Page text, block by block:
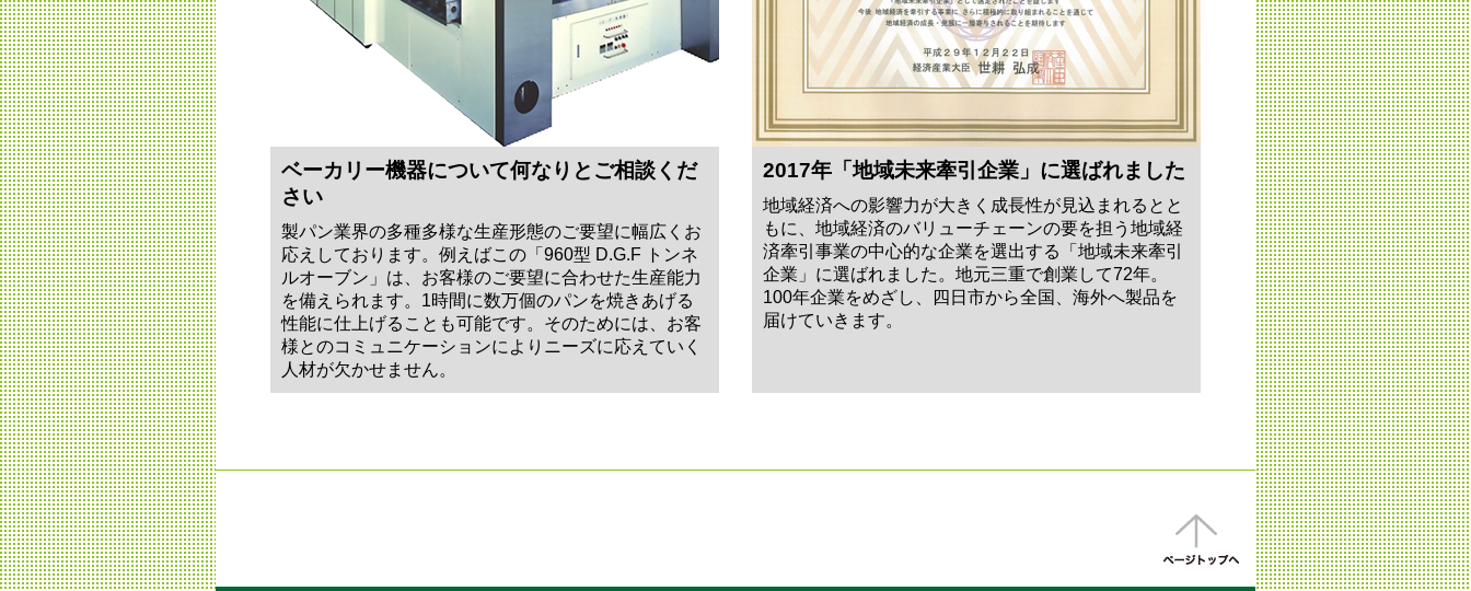
ベーカリー機器について何なりとご相談くだ
さい
製パン業界の多種多様な生産形態のご要望に幅広くお
応えしております。例えばこの「960型 D.G.F トンネ
ルオーブン」は、お客様のご要望に合わせた生産能力
を備えられます。1時間に数万個のパンを焼きあげる
性能に仕上げることも可能です。そのためには、お客
様とのコミュニケーションによりニーズに応えていく
人材が欠かせません。
2017年「地域未来牽引企業」に選ばれました
地域経済への影響力が大きく成長性が見込まれるとと
もに、地域経済のバリューチェーンの要を担う地域経
済牽引事業の中心的な企業を選出する「地域未来牽引
企業」に選ばれました。地元三重で創業して72年。
100年企業をめざし、四日市から全国、海外へ製品を
届けていきます。